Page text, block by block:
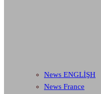
News ENGLİŞH
News France